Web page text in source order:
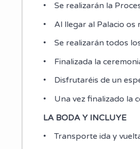
• Se realizarán la
• Al llegar al Palacio os
• Se realizarán todos
• Finalizada la
• Disfrutaréis de un
• Una vez finalizado la
LA BODA Y INCLUYE
• Transporte ida y